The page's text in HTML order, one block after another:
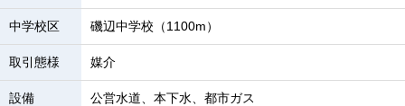
中学校区 磯辺中学校（1100m）
取引態様 媒介
設備 公営水道、本下水、都市ガス